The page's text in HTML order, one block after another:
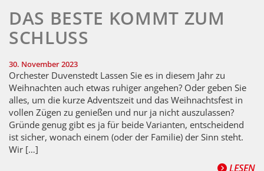
DAS BESTE KOMMT ZUM
SCHLUSS
30. November 2023
Orchester Duvenstedt Lassen Sie es in diesem Jahr zu
Weihnachten auch etwas ruhiger angehen? Oder geben Sie
alles, um die kurze Adventszeit und das Weihnachtsfest in
vollen Zügen zu genießen und nur ja nicht auszulassen?
Gründe genug gibt es ja für beide Varianten, entscheidend
ist sicher, wonach einem (oder der Familie) der Sinn steht.
Wir […]
LESEN